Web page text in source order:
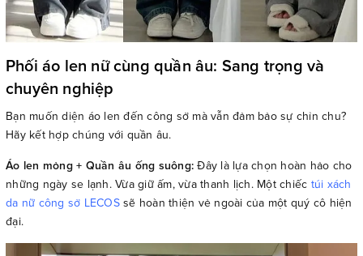
Phối áo len nữ cùng quần âu: Sang trọng và
chuyên nghiệp
Bạn muốn diện áo len đến công sở mà vẫn đảm bảo sự chỉn chu?
Hãy kết hợp chúng với quần âu.
Áo len mỏng + Quần âu ống suông: Đây là lựa chọn hoàn hảo cho
những ngày se lạnh. Vừa giữ ấm, vừa thanh lịch. Một chiếc túi xách
da nữ công sở LECOSsẽ hoàn thiện vẻ ngoài của một quý cô hiện
đại.